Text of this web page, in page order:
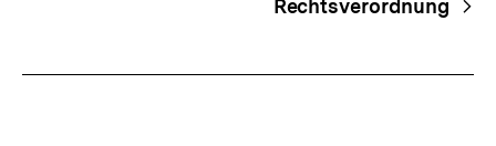
Rechtsverordnung